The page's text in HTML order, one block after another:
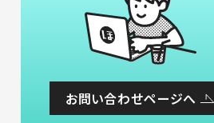
お問い合わせページへ